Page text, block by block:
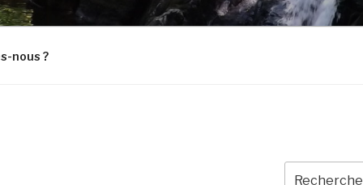
nous ?